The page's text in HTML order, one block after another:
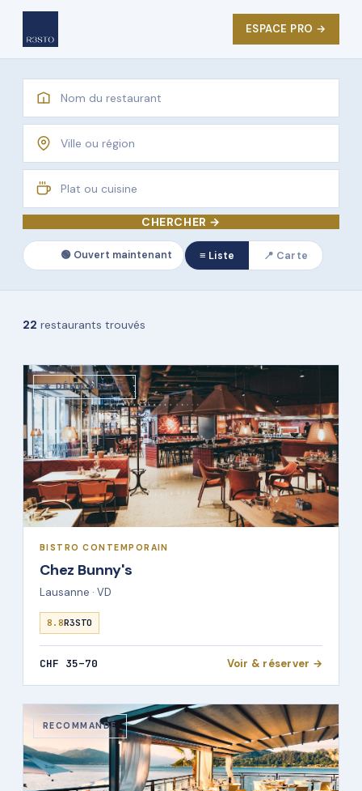
ESPACE PRO →
CHERCHER →
🟢 Ouvert maintenant ≡ Liste 📍 Carte
22 restaurants trouvés
★ DÉMO R3STO
BISTRO CONTEMPORAIN
Chez Bunny's
Lausanne · VD
8.8R3STO
CHF 35–70 Voir & réserver →
RECOMMANDÉ